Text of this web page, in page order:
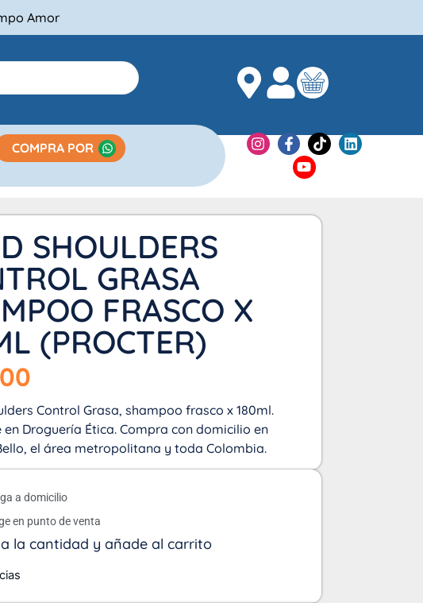
Amor
COMPRA POR
SHOULDERS
GRASA
FRASCO X
(PROCTER)
Control Grasa, shampoo frasco x 180ml.
en Droguería Ética. Compra con domicilio en
el área metropolitana y toda Colombia.
a domicilio
en punto de venta
la cantidad y añade al carrito